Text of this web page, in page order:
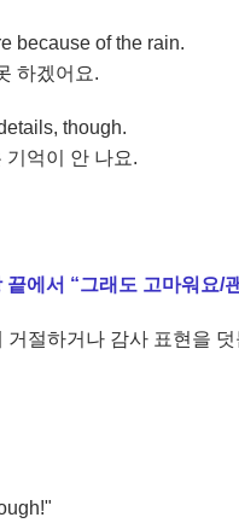
because of the rain.
하겠어요.
though.
기억이 안 나요.
에서 “그래도 고마워요/
절하거나 감사 표현을